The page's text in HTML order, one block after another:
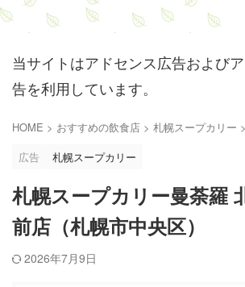
当サイトはアドセンス広告および
告を利用しています。
HOME > おすすめの飲食店 > 札幌スープカリー >
広告
札幌スープカリー
札幌スープカリー曼荼羅
前店（札幌市中央区）
2026年7月9日